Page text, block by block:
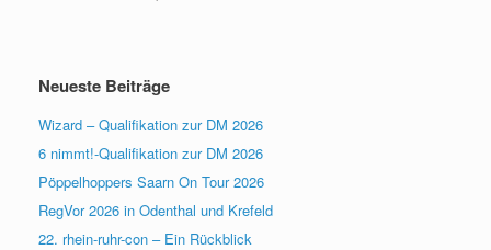
Neueste Beiträge
Wizard – Qualifikation zur DM 2026
6 nimmt!-Qualifikation zur DM 2026
Pöppelhoppers Saarn On Tour 2026
RegVor 2026 in Odenthal und Krefeld
22. rhein-ruhr-con – Ein Rückblick